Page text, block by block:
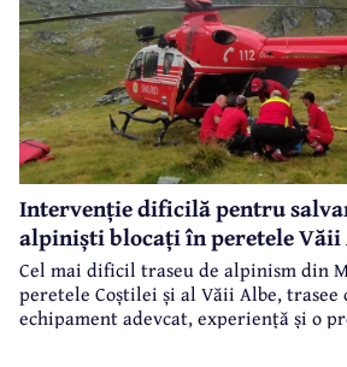
Intervenție dificilă pentru
alpiniști blocați în peretele Văii
Cel mai dificil traseu de alpinism din
peretele Coștilei și al Văii Albe, trasee
echipament adevcat, experiență și o